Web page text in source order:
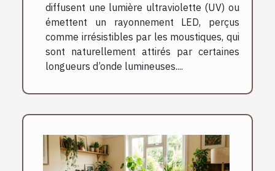
diffusent une lumière ultraviolette (UV) ou
émettent un rayonnement LED, perçus
comme irrésistibles par les moustiques, qui
sont naturellement attirés par certaines
longueurs d’onde lumineuses....